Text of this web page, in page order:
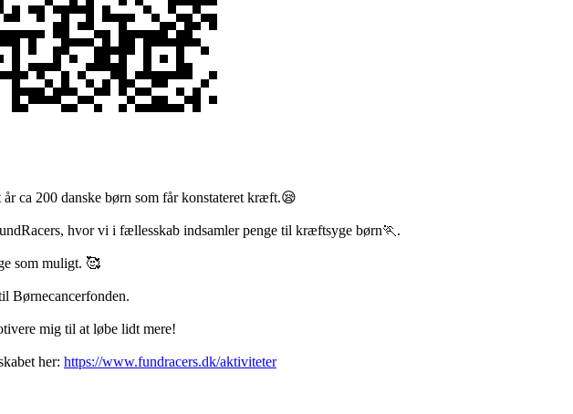
ca 200 danske børn som får konstateret kræft.😪
hvor vi i fællesskab indsamler penge til kræftsyge børn🏃.
som muligt. 🥰
Børnecancerfonden.
mig til at løbe lidt mere!
her: https://www.fundracers.dk/aktiviteter